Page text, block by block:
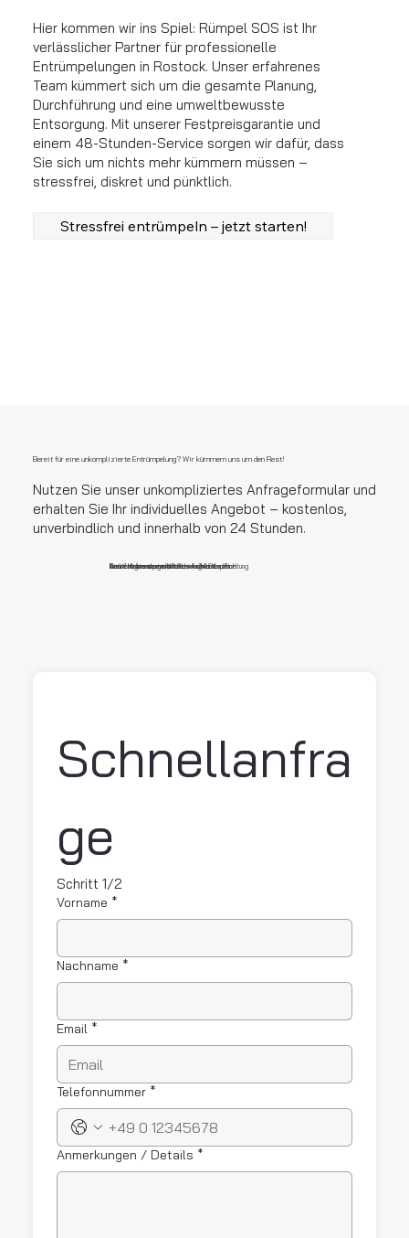
Hier kommen wir ins Spiel: Rümpel SOS ist Ihr
verlässlicher Partner für professionelle
Entrümpelungen in Rostock. Unser erfahrenes
Team kümmert sich um die gesamte Planung,
Durchführung und eine umweltbewusste
Entsorgung. Mit unserer Festpreisgarantie und
einem 48-Stunden-Service sorgen wir dafür, dass
Sie sich um nichts mehr kümmern müssen –
stressfrei, diskret und pünktlich.
Stressfrei entrümpeln – jetzt starten!
Bereit für eine unkomplizierte Entrümpelung? Wir kümmern uns um den Rest!
Nutzen Sie unser unkompliziertes Anfrageformular und
erhalten Sie Ihr individuelles Angebot – kostenlos,
unverbindlich und innerhalb von 24 Stunden.
Direkt zu Ihrem persönlichen Angebot
Antwort garantiert innerhalb von 24 Stunden
In nur 1 Minute ausgefüllt – einfach und schnel
Kostenlos und unverbindlich – ohne Verpflichtung
Schnellanfra
Schritt 1/2
Vorname *
Nachname *
Email *
Telefonnummer *
Anmerkungen / Details *